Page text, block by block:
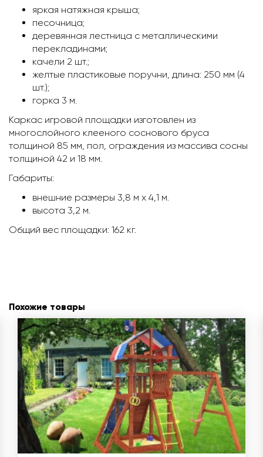
яркая натяжная крыша;
песочница;
деревянная лестница с металлическими
перекладинами;
качели 2 шт.;
желтые пластиковые поручни, длина: 250 мм (4
шт.);
горка 3 м.
Каркас игровой площадки изготовлен из
многослойного клееного соснового бруса
толщиной 85 мм, пол, ограждения из массива сосны
толщиной 42 и 18 мм.
Габариты:
внешние размеры 3,8 м х 4,1 м.
высота 3,2 м.
Общий вес площадки: 162 кг.
Похожие товары